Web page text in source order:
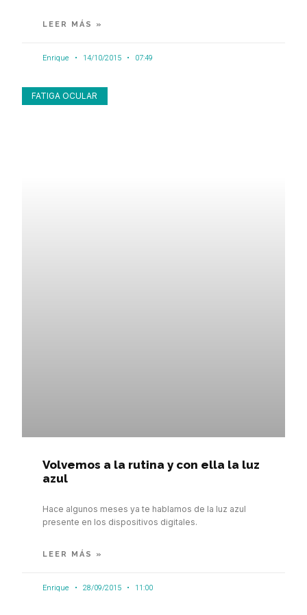
LEER MÁS »
Enrique 14/10/2015 07:49
FATIGA OCULAR
Volvemos a la rutina y con ella la luz
azul
Hace algunos meses ya te hablamos de la luz azul
presente en los dispositivos digitales.
LEER MÁS »
Enrique 28/09/2015 11:00